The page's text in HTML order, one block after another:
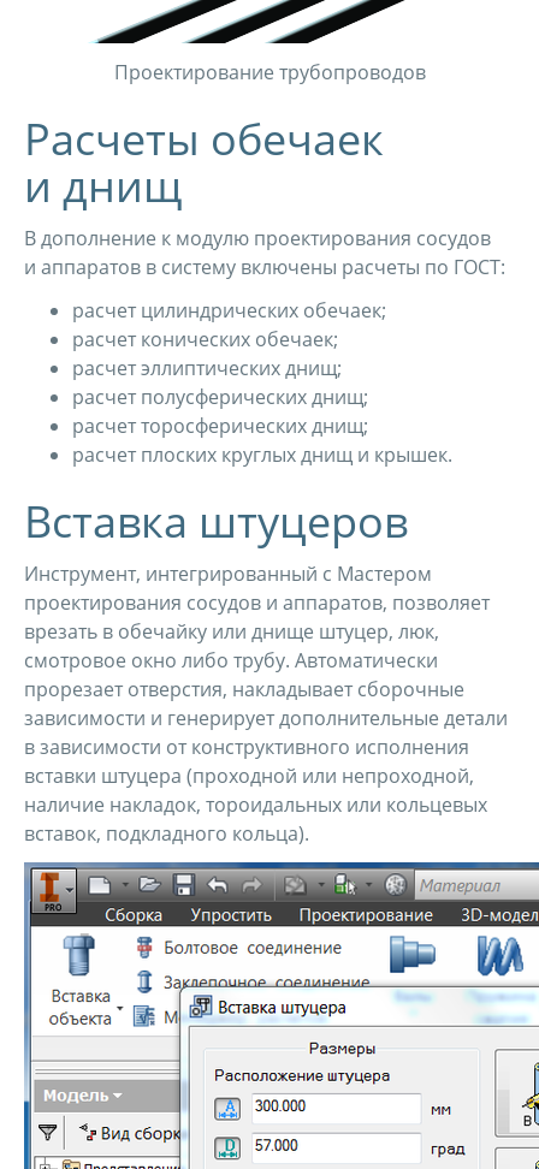
Проектирование трубопроводов
Расчеты обечаек
и днищ
В дополнение к модулю проектирования сосудов
и аппаратов в систему включены расчеты по ГОСТ:
расчет цилиндрических обечаек;
расчет конических обечаек;
расчет эллиптических днищ;
расчет полусферических днищ;
расчет торосферических днищ;
расчет плоских круглых днищ и крышек.
Вставка штуцеров
Инструмент, интегрированный с Мастером
проектирования сосудов и аппаратов, позволяет
врезать в обечайку или днище штуцер, люк,
смотровое окно либо трубу. Автоматически
прорезает отверстия, накладывает сборочные
зависимости и генерирует дополнительные детали
в зависимости от конструктивного исполнения
вставки штуцера (проходной или непроходной,
наличие накладок, тороидальных или кольцевых
вставок, подкладного кольца).